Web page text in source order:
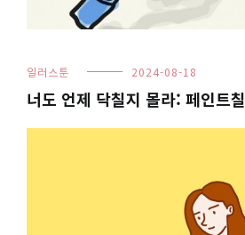
일러스툰 2024-08-18
너도 언제 닥칠지 몰라: 페인트칠